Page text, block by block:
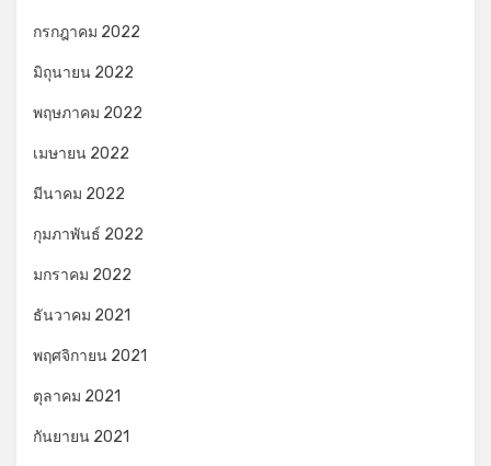
กรกฎาคม 2022
มิถุนายน 2022
พฤษภาคม 2022
เมษายน 2022
มีนาคม 2022
กุมภาพันธ์ 2022
มกราคม 2022
ธันวาคม 2021
พฤศจิกายน 2021
ตุลาคม 2021
กันยายน 2021